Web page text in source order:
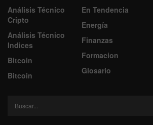
Análisis Técnico
Cripto
Análisis Técnico
Indices
Bitcoin
Bitcoin
En Tendencia
Energía
Finanzas
Formacion
Glosario